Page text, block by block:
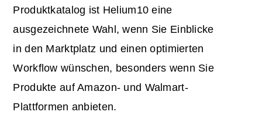
Produktkatalog ist Helium10 eine
ausgezeichnete Wahl, wenn Sie Einblicke
in den Marktplatz und einen optimierten
Workflow wünschen, besonders wenn Sie
Produkte auf Amazon- und Walmart-
Plattformen anbieten.